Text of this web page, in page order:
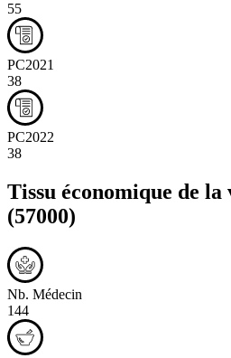
55
PC2021
38
PC2022
38
Tissu économique de la
(57000)
Nb. Médecin
144